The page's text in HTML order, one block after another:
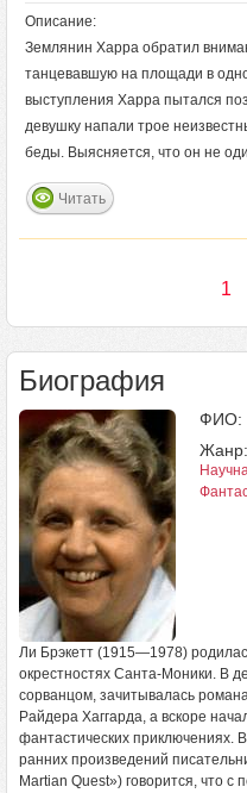
Описание:
Землянин Харра обратил
танцевавшую на площади в
выступления Харра пытался
девушку напали трое
беды. Выясняется, что он не
Читать
1
Биография
ФИО:
Жанр:
Ли Брэкетт (1915—1978)
окрестностях Санта-Моники. В
сорванцом, зачитывалась
Райдера Хаггарда, а вскоре
фантастических приключениях.
ранних произведений
Martian Quest») говорится, что